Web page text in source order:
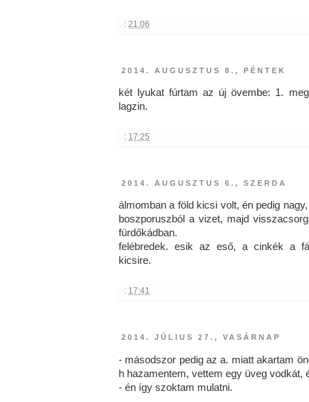
: 21:06
2014. AUGUSZTUS 8., PÉNTEK
két lyukat fúrtam az új övembe: 1.
lagzin.
: 17:25
2014. AUGUSZTUS 6., SZERDA
álmomban a föld kicsi volt, én pedig
boszporuszból a vizet, majd
fürdőkádban.
felébredek. esik az eső, a cinkék a
kicsire.
: 17:41
2014. JÚLIUS 27., VASÁRNAP
- másodszor pedig az a. miatt akartam
h hazamentem, vettem egy üveg vodkát,
- én így szoktam mulatni.